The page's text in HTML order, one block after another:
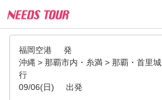
福岡空港
発
沖縄 > 那覇市内・糸満 > 那覇・首里城
行
09/06(日)
出発